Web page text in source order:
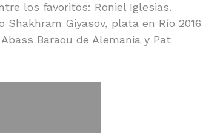
los favoritos: Roniel Iglesias.
Giyasov, plata en Río 2016
Baraou de Alemania y Pat